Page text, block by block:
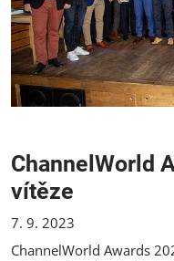
ChannelWorld
vítěze
7. 9. 2023
ChannelWorld Awards